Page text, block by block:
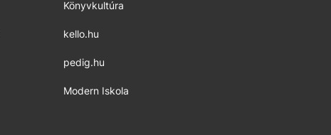
Könyvkultúra
kello.hu
pedig.hu
Modern Iskola